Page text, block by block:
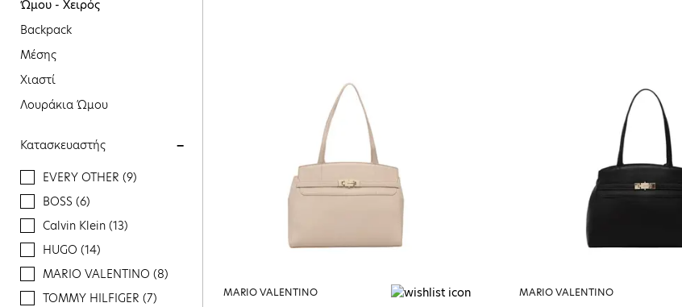
Ώμου - Χειρός
Backpack
Μέσης
Χιαστί
Λουράκια Ώμου
Κατασκευαστής
EVERY OTHER (9)
BOSS (6)
Calvin Klein (13)
HUGO (14)
MARIO VALENTINO (8)
TOMMY HILFIGER (7)
MARIO VALENTINO MARIO VALENTINO